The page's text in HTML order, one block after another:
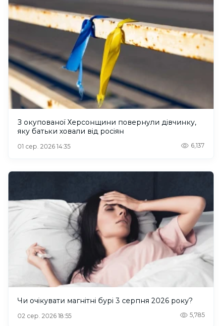
З окупованої Херсонщини повернули дівчинку,
яку батьки ховали від росіян
01 сер. 2026 14:35 6,137
Чи очікувати магнітні бурі 3 серпня 2026 року?
02 сер. 2026 18:55 5,785